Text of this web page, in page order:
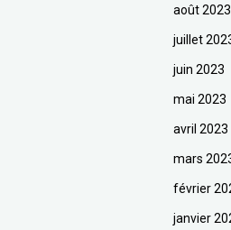
août 2023
juillet
juin 2023
mai 2023
avril 2023
mars
février
janvier